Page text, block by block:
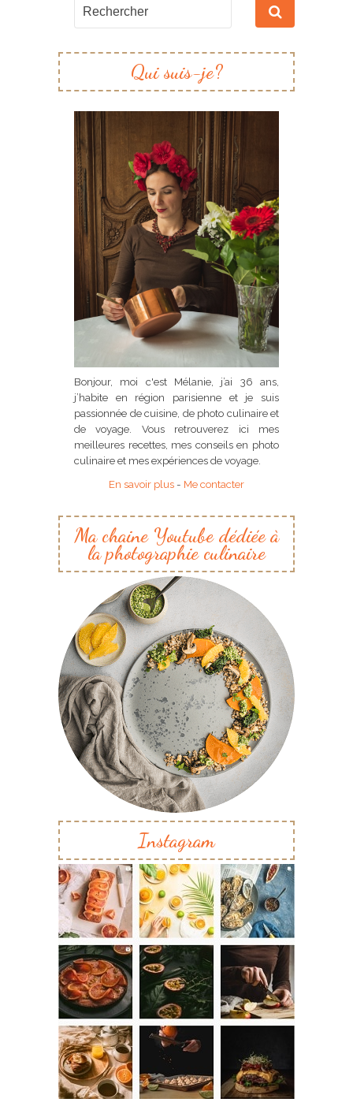
Qui suis-je?
Bonjour, moi c'est Mélanie, j’ai 36 ans,
j’habite en région parisienne et je suis
passionnée de cuisine, de photo culinaire et
de voyage. Vous retrouverez ici mes
meilleures recettes, mes conseils en photo
culinaire et mes expériences de voyage.
En savoir plus - Me contacter
Ma chaine Youtube dédiée à
la photographie culinaire
Instagram